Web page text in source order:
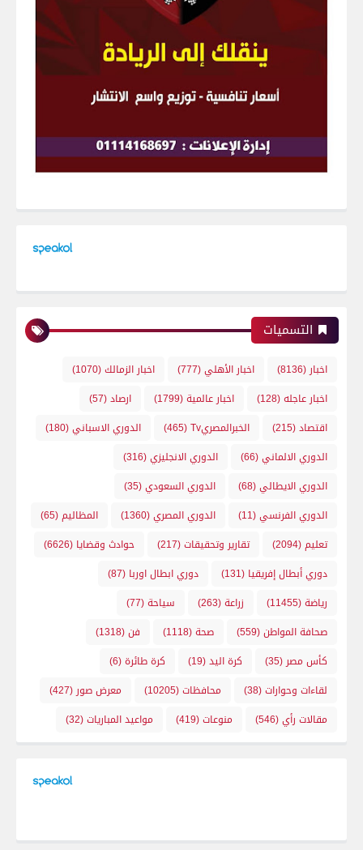
التسميات
اخبار (8136) اخبار الأهلي(777) اخبار الزمالك(1070)
اخبار عاجله(128) اخبار عالمية(1799) ارصاد(57)
اقتصاد(215) الخبرالمصريTv (465) الدوري الاسباني(180)
الدوري الالماني(66) الدوري الانجليزي(316)
الدوري الايطالي(68) الدوري السعودي(35)
الدوري الفرنسي(11) الدوري المصري(1360) المظاليم(65)
تعليم(2094) تقارير وتحقيقات(217) حوادث وقضايا (6626)
دوري أبطال إفريقيا (131) دوري ابطال اوربا (87)
رياضة(11455) زراعة(263) سياحة(77)
صحافة المواطن(559) صحة(1118) فن(1318)
كأس مصر (35) كرة اليد(19) كرة طائرة(6)
لقاءات وحوارات(38) محافظات(10205) معرض صور (427)
مقالات رأي(546) منوعات(419) مواعيد المباريات(32)